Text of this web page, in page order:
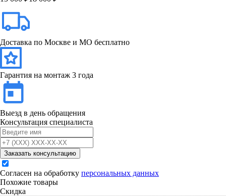
Доставка по Москве и МО бесплатно
Гарантия на монтаж 3 года
Выезд в день обращения
Консультация специалиста
Заказать консультацию
Согласен на обработку персональных данных
Похожие товары
Скидка